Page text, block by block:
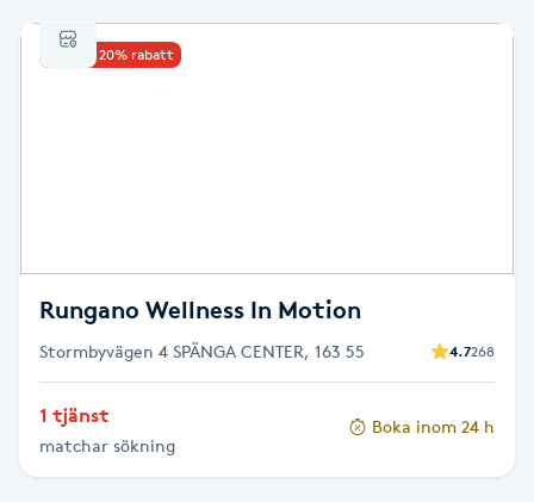
Babylights
Barnklippning
BIAB
Blowout
Upp till 20% rabatt
Rungano Wellness In Motion
Stormbyvägen 4 SPÄNGA CENTER, 163 55 4.7268
1 tjänst
matchar sökning
Boka inom 24 h